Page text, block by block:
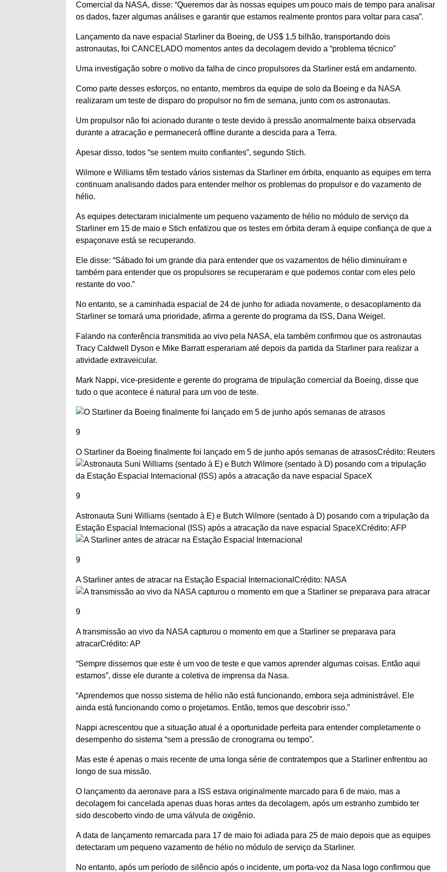
Comercial da NASA, disse: “Queremos dar às nossas equipes um pouco mais de tempo para analisar
os dados, fazer algumas análises e garantir que estamos realmente prontos para voltar para casa”.
Lançamento da nave espacial Starliner da Boeing, de US$ 1,5 bilhão, transportando dois
astronautas, foi CANCELADO momentos antes da decolagem devido a “problema técnico”
Uma investigação sobre o motivo da falha de cinco propulsores da Starliner está em andamento.
Como parte desses esforços, no entanto, membros da equipe de solo da Boeing e da NASA
realizaram um teste de disparo do propulsor no fim de semana, junto com os astronautas.
Um propulsor não foi acionado durante o teste devido à pressão anormalmente baixa observada
durante a atracação e permanecerá offline durante a descida para a Terra.
Apesar disso, todos “se sentem muito confiantes”, segundo Stich.
Wilmore e Williams têm testado vários sistemas da Starliner em órbita, enquanto as equipes em terra
continuam analisando dados para entender melhor os problemas do propulsor e do vazamento de
hélio.
As equipes detectaram inicialmente um pequeno vazamento de hélio no módulo de serviço da
Starliner em 15 de maio e Stich enfatizou que os testes em órbita deram à equipe confiança de que a
espaçonave está se recuperando.
Ele disse: “Sábado foi um grande dia para entender que os vazamentos de hélio diminuíram e
também para entender que os propulsores se recuperaram e que podemos contar com eles pelo
restante do voo.”
No entanto, se a caminhada espacial de 24 de junho for adiada novamente, o desacoplamento da
Starliner se tornará uma prioridade, afirma a gerente do programa da ISS, Dana Weigel.
Falando na conferência transmitida ao vivo pela NASA, ela também confirmou que os astronautas
Tracy Caldwell Dyson e Mike Barratt esperariam até depois da partida da Starliner para realizar a
atividade extraveicular.
Mark Nappi, vice-presidente e gerente do programa de tripulação comercial da Boeing, disse que
tudo o que acontece é natural para um voo de teste.
9
O Starliner da Boeing finalmente foi lançado em 5 de junho após semanas de atrasosCrédito: Reuters
9
Astronauta Suni Williams (sentado à E) e Butch Wilmore (sentado à D) posando com a tripulação da
Estação Espacial Internacional (ISS) após a atracação da nave espacial SpaceXCrédito: AFP
9
A Starliner antes de atracar na Estação Espacial Internacional Crédito: NASA
9
A transmissão ao vivo da NASA capturou o momento em que a Starliner se preparava para
atracarCrédito: AP
“Sempre dissemos que este é um voo de teste e que vamos aprender algumas coisas. Então aqui
estamos”, disse ele durante a coletiva de imprensa da Nasa.
“Aprendemos que nosso sistema de hélio não está funcionando, embora seja administrável. Ele
ainda está funcionando como o projetamos. Então, temos que descobrir isso.”
Nappi acrescentou que a situação atual é a oportunidade perfeita para entender completamente o
desempenho do sistema “sem a pressão de cronograma ou tempo”.
Mas este é apenas o mais recente de uma longa série de contratempos que a Starliner enfrentou ao
longo de sua missão.
O lançamento da aeronave para a ISS estava originalmente marcado para 6 de maio, mas a
decolagem foi cancelada apenas duas horas antes da decolagem, após um estranho zumbido ter
sido descoberto vindo de uma válvula de oxigênio.
A data de lançamento remarcada para 17 de maio foi adiada para 25 de maio depois que as equipes
detectaram um pequeno vazamento de hélio no módulo de serviço da Starliner.
No entanto, após um período de silêncio após o incidente, um porta-voz da Nasa logo confirmou que